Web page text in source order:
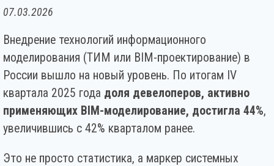
07.03.2026
Внедрение технологий информационного
моделирования (ТИМ или BIM-проектирование) в
России вышло на новый уровень. По итогам IV
квартала 2025 года доля девелоперов, активно
применяющих BIM-моделирование, достигла 44%,
увеличившись с 42% кварталом ранее.
Это не просто статистика, а маркер системных